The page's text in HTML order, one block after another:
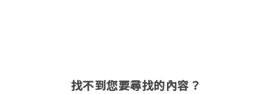
找不到您要尋找的內容？